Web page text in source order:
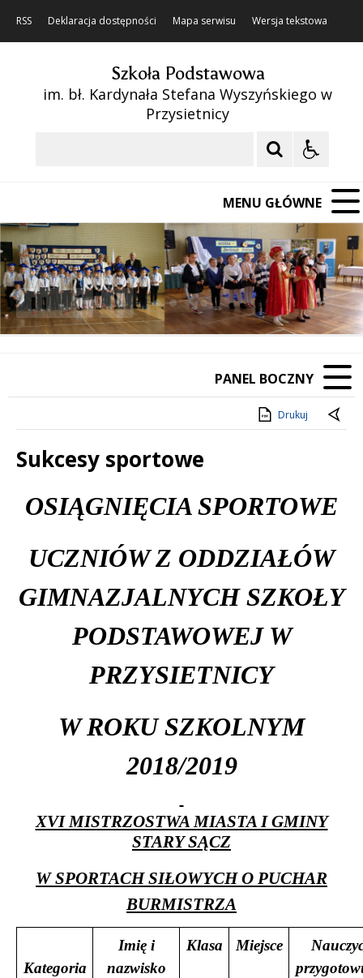
RSS Deklaracja dostępności Mapa serwisu Wersja tekstowa
Szkoła Podstawowa
im. bł. Kardynała Stefana Wyszyńskiego w
Przysietnicy
MENU GŁÓWNE
Poprzedni Element
Następny Element
❚❚
PANEL BOCZNY
Drukuj
Sukcesy sportowe
Treść
OSIĄGNIĘCIA SPORTOWE
UCZNIÓW Z ODDZIAŁÓW
GIMNAZJALNYCH SZKOŁY
PODSTAWOWEJ W
PRZYSIETNICY
W ROKU SZKOLNYM
2018/2019
XVI MISTRZOSTWA MIASTA I GMINY
STARY SĄCZ
W SPORTACH SIŁOWYCH O PUCHAR
BURMISTRZA
Kategoria
Imię i
nazwisko
Klasa Miejsce